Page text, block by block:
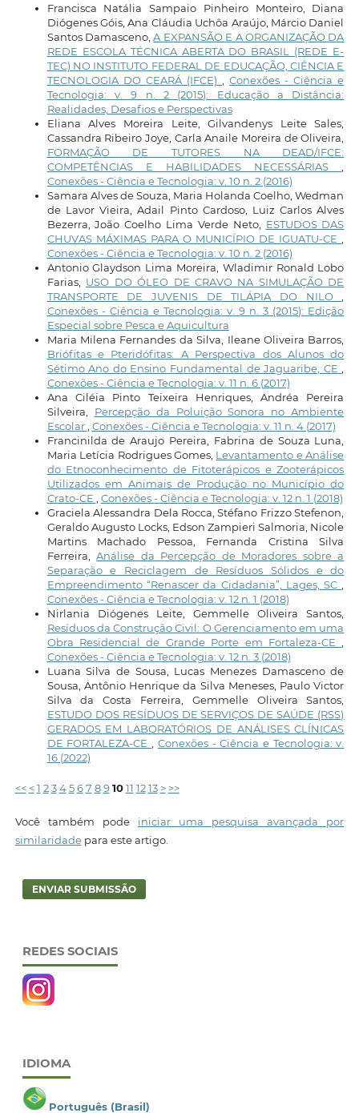
Francisca Natália Sampaio Pinheiro Monteiro, Diana
Diógenes Góis, Ana Cláudia Uchôa Araújo, Márcio Daniel
Santos Damasceno,A EXPANSÃO E A ORGANIZAÇÃO DA
REDE ESCOLA TÉCNICA ABERTA DO BRASIL (REDE E-
TEC) NO INSTITUTO FEDERAL DE EDUCAÇÃO, CIÊNCIA E
TECNOLOGIA DO CEARÁ (IFCE)
,Conexões - Ciência e
Tecnologia: v. 9 n. 2 (2015): Educação a Distância:
Realidades, Desafios e Perspectivas
Eliana Alves Moreira Leite, Gilvandenys Leite Sales,
Cassandra Ribeiro Joye, Carla Anaile Moreira de Oliveira,
FORMAÇÃO DE TUTORES NA DEAD/IFCE:
COMPETÊNCIAS E HABILIDADES NECESSÁRIAS
Conexões - Ciência e Tecnologia: v. 10 n. 2 (2016)
Samara Alves de Souza, Maria Holanda Coelho, Wedman
de Lavor Vieira, Adail Pinto Cardoso, Luiz Carlos Alves
Bezerra, João Coelho Lima Verde Neto, ESTUDOS DAS
CHUVAS MÁXIMAS PARA O MUNICÍPIO DE IGUATU-CE
Conexões - Ciência e Tecnologia: v. 10 n. 2 (2016)
Antonio Glaydson Lima Moreira, Wladimir Ronald Lobo
Farias, USO DO ÓLEO DE CRAVO NA SIMULAÇÃO DE
TRANSPORTE DE JUVENIS DE TILÁPIA DO NILO
Conexões - Ciência e Tecnologia: v. 9 n. 3 (2015): Edição
Especial sobre Pesca e Aquicultura
Maria Milena Fernandes da Silva, Ileane Oliveira Barros,
Briófitas e Pteridófitas: A Perspectiva dos Alunos do
Sétimo Ano do Ensino Fundamental de Jaguaribe, CE
Conexões - Ciência e Tecnologia: v. 11 n. 6 (2017)
Ana Ciléia Pinto Teixeira Henriques, Andréa Pereira
Silveira, Percepção da Poluição Sonora no Ambiente
Escolar Conexões - Ciência e Tecnologia: v. 11 n. 4 (2017)
Francinilda de Araujo Pereira, Fabrina de Souza Luna,
Maria Letícia Rodrigues Gomes, Levantamento e Análise
do Etnoconhecimento de Fitoterápicos e Zooterápicos
Utilizados em Animais de Produção no Município do
Crato-CE
Conexões - Ciência e Tecnologia: v. 12 n. 1 (2018)
Graciela Alessandra Dela Rocca, Stéfano Frizzo Stefenon,
Geraldo Augusto Locks, Edson Zampieri Salmoria, Nicole
Martins Machado Pessoa, Fernanda Cristina Silva
Ferreira,Análise da Percepção de Moradores sobre a
Separação e Reciclagem de Resíduos Sólidos e do
Empreendimento “Renascer da Cidadania”, Lages, SC
Conexões - Ciência e Tecnologia: v. 12 n. 1 (2018)
Nirlania Diógenes Leite, Gemmelle Oliveira Santos,
Resíduos da Construção Civil: O Gerenciamento em uma
Obra Residencial de Grande Porte em Fortaleza-CE
Conexões - Ciência e Tecnologia: v. 12 n. 3 (2018)
Luana Silva de Sousa, Lucas Menezes Damasceno de
Sousa, Antônio Henrique da Silva Meneses, Paulo Victor
Silva da Costa Ferreira, Gemmelle Oliveira Santos,
ESTUDO DOS RESÍDUOS DE SERVIÇOS DE SAÚDE (RSS)
GERADOS EM LABORATÓRIOS DE ANÁLISES CLÍNICAS
DE FORTALEZA-CE
Conexões - Ciência e Tecnologia: v.
16 (2022)
<< < 1 2 3 4 5 6 7 8 9 10 11 12 13 > >>
Você também pode iniciar uma pesquisa avançada por
similaridadepara este artigo.
ENVIAR SUBMISSÃO
REDES SOCIAIS
IDIOMA
Português (Brasil)